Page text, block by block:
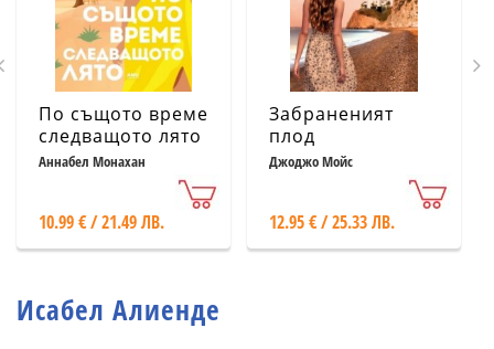
По същото време
следващото лято
Аннабел Монахан
10.99 € / 21.49 ЛВ.
Забраненият
плод
Джоджо Мойс
12.95 € / 25.33 ЛВ.
Исабел Алиенде